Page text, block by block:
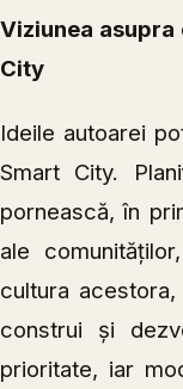
Viziunea
City
Ideile autoarei
Smart City.
pornească, în
ale
cultura
construi și
prioritate, iar